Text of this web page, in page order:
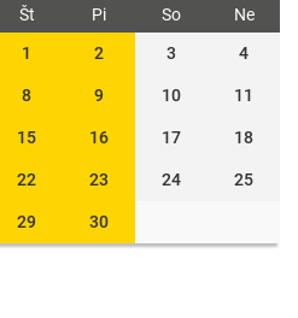
Št Pi So
Ne
1
2 3 4
8 9 10 11
15 16 17 18
22 23 24 25
29 30